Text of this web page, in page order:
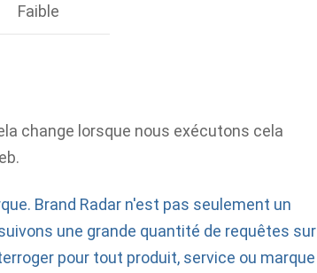
Faible
change lorsque nous exécutons cela
Brand Radar n'est pas seulement un
une grande quantité de requêtes sur
pour tout produit, service ou marque